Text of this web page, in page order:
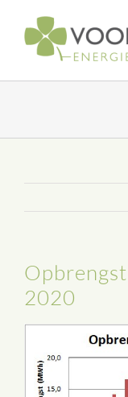
inhoud
2020